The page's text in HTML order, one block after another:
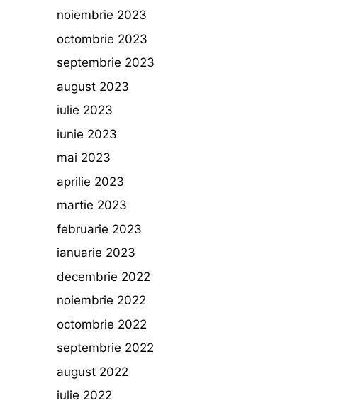
noiembrie 2023
octombrie 2023
septembrie 2023
august 2023
iulie 2023
iunie 2023
mai 2023
aprilie 2023
martie 2023
februarie 2023
ianuarie 2023
decembrie 2022
noiembrie 2022
octombrie 2022
septembrie 2022
august 2022
iulie 2022